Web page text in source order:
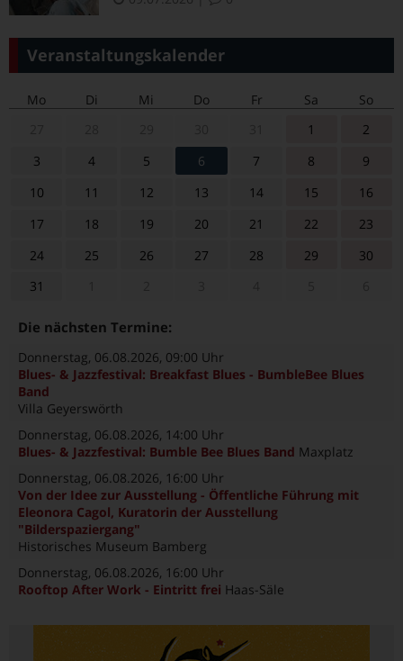
Veranstaltungskalender
Mo Di Mi Do Fr Sa
So
1
2
3
4 5 6 7 8
9
10
11 12 13 14 15
16
17
18 19 20 21 22
23
24
25 26 27 28 29
30
31
Die nächsten Termine:
Donnerstag, 06.08.2026, 09:00 Uhr
Blues- & Jazzfestival: Breakfast Blues - BumbleBee Blues
Band
Villa Geyerswörth
Donnerstag, 06.08.2026, 14:00 Uhr
Blues- & Jazzfestival: Bumble Bee Blues Band Maxplatz
Donnerstag, 06.08.2026, 16:00 Uhr
Von der Idee zur Ausstellung - Öffentliche Führung mit
Eleonora Cagol, Kuratorin der Ausstellung
"Bilderspaziergang"
Historisches Museum Bamberg
Donnerstag, 06.08.2026, 16:00 Uhr
Rooftop After Work - Eintritt frei Haas-Säle